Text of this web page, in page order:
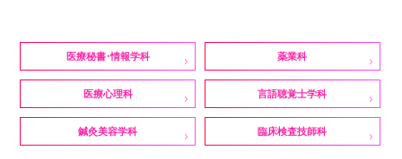
医療秘書・情報学科 薬業科
医療心理科 言語聴覚士学科
鍼灸美容学科 臨床検査技師科